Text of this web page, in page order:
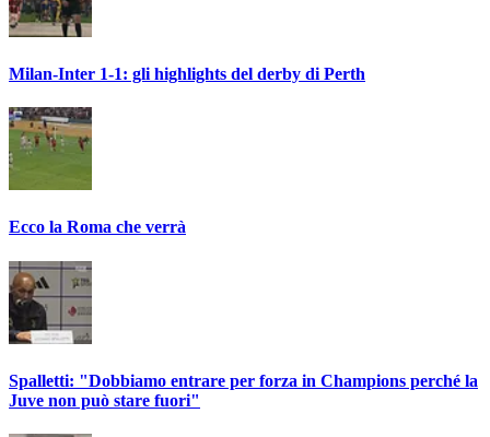
Milan-Inter 1-1: gli highlights del derby di Perth
Ecco la Roma che verrà
Spalletti: "Dobbiamo entrare per forza in Champions perché la
Juve non può stare fuori"